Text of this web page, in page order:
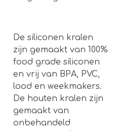
De siliconen kralen
zijn gemaakt van 100%
food grade siliconen
en vrij van BPA, PVC,
lood en weekmakers.
De houten kralen zijn
gemaakt van
onbehandeld